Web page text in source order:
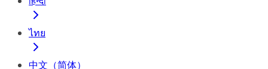
ไทย
中文（简体）